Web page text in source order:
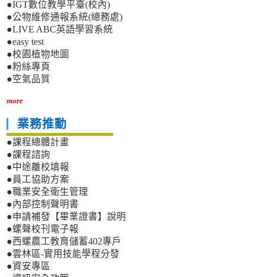
●IGT數位教學平臺(校內)
●公物維修通報系統(總務處)
●LIVE ABC英語學習系統
●easy test
●校園植物地圖
●粉絲專頁
●空氣品質
more
業務推動
●課程總體計畫
●課程諮詢
●中途離校填報
●員工協助方案
●職業安全衛生管理
●內部控制聲明書
●申請補發【畢業證書】說明
●螺聲校刊電子報
●西螺農工教育儲蓄402專戶
●雲林區-實用技能學程分發
●資安專區